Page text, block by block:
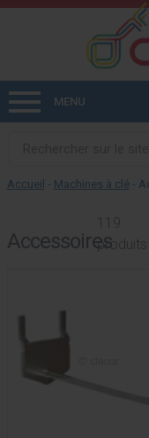
MENU
Accueil - Machines à clé-
Accessoires
119
produits